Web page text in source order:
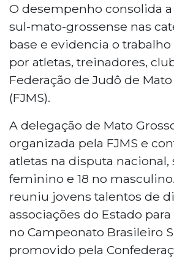
O desempenho consolida
sul-mato-grossense nas
base e evidencia o
por atletas, treinadores,
Federação de Judô de
(FJMS).
A delegação de Mato
organizada pela FJMS e
atletas na disputa nacional,
feminino e 18 no
reuniu jovens talentos de
associações do Estado
no Campeonato Brasileiro
promovido pela